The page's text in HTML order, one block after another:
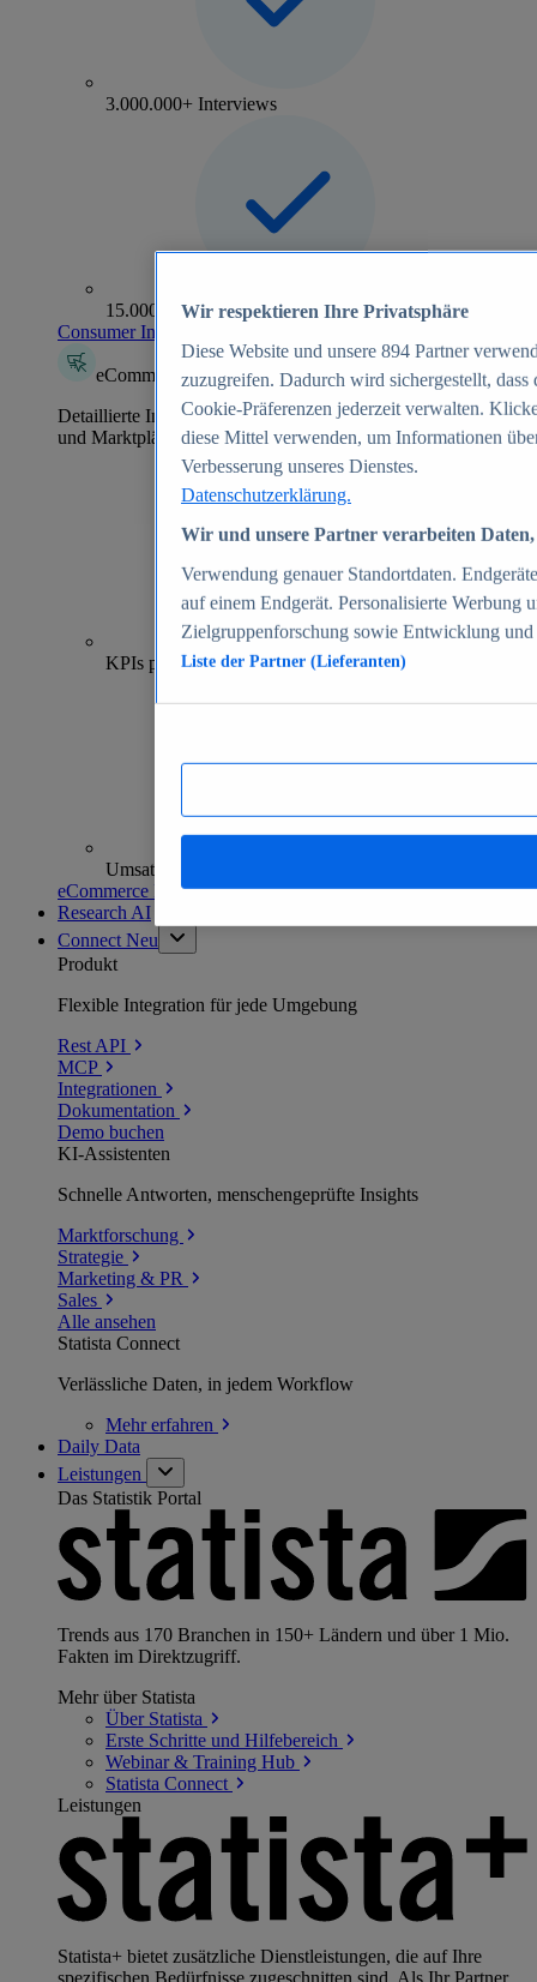
3.000.000+ Interviews
15.000+ Marken
Consumer Insights entdecken
eCommerce Insights
Detaillierte Informationen zu mehr als 39.000 Online-Shops
und Marktplätzen
70+
KPIs pro Shop
Umsatzanalysen und -prognosen
eCommerce Insights entdecken
Research AI
Connect Neu
Produkt
Flexible Integration für jede Umgebung
Rest API
MCP
Integrationen
Dokumentation
Demo buchen
KI-Assistenten
Schnelle Antworten, menschengeprüfte Insights
Marktforschung
Strategie
Marketing & PR
Sales
Alle ansehen
Statista Connect
Verlässliche Daten, in jedem Workflow
Mehrerfahren
Daily Data
Leistungen
Das Statistik Portal
Trends aus 170 Branchen in 150+ Ländern und über 1 Mio.
Fakten im Direktzugriff.
Mehr über Statista
Über Statista
Erste Schritte und Hilfebereich
Webinar & Training Hub
Statista Connect
Leistungen
Statista+ bietet zusätzliche Dienstleistungen, die auf Ihre
spezifischen Bedürfnisse zugeschnitten sind. Als Ihr Partner
Wir respektieren Ihre Privatsphäre
Diese Website und unsere 894 Partner
zuzugreifen. Dadurch wird sichergestellt,
Cookie-Präferenzen jederzeit verwalten.
diese Mittel verwenden, um Informationen
Verbesserung unseres Dienstes.
Datenschutzerklärung.
Wir und unsere Partner verarbeiten
Verwendung genauer Standortdaten.
auf einem Endgerät. Personalisierte Werbung
Zielgruppenforschung sowie Entwicklung
Liste der Partner (Lieferanten)